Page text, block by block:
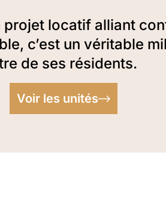
projet locatif alliant
c’est un véritable
de ses résidents.
Voir les unités